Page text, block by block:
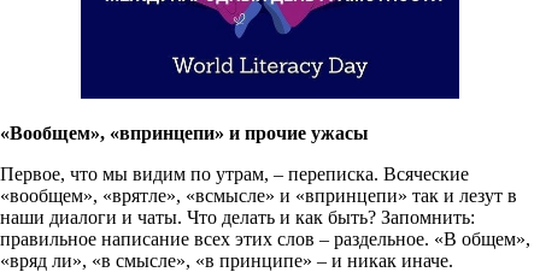
«Вообщем», «впринцепи» и прочие ужасы
Первое, что мы видим по утрам, – переписка. Всяческие
«вообщем», «врятле», «всмысле» и «впринцепи» так и лезут в
наши диалоги и чаты. Что делать и как быть? Запомнить:
правильное написание всех этих слов – раздельное. «В общем»,
«вряд ли», «в смысле», «в принципе» – и никак иначе.